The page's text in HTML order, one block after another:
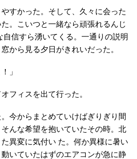
すかった。そして、久々に会った
。こいつと一緒なら頑張れるんじ
自信すら湧いてくる。一通りの説明
から見る夕日がきれいだった。
」
フィスを出て行った。
今からまとめていけばぎりぎり間
んな希望を抱いていたその時。北
異変に気付い た。何か異様に暑い
いていたはずのエアコンが急に静